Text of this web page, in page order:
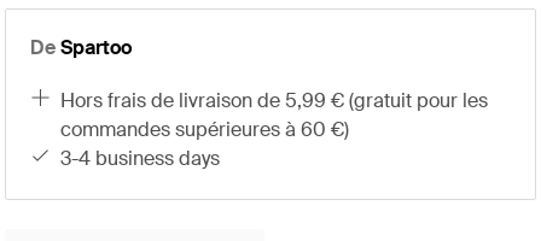
DeSpartoo
hors frais de livraison de 5,99 € (gratuit pour les
commandes supérieures à 60 €)
3-4 business days